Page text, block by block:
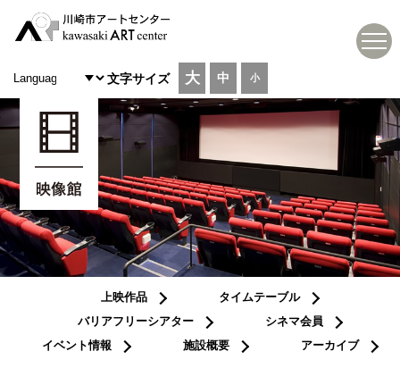
文字サイズ 大 中 小
上映作品
タイムテーブル
バリアフリーシアター
シネマ会員
イベント情報
施設概要 アーカイブ